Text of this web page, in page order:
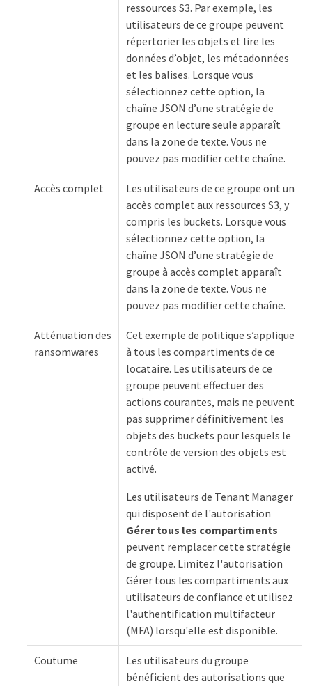
ressources S3. Par exemple, les
utilisateurs de ce groupe peuvent
répertorier les objets et lire les
données d’objet, les métadonnées
et les balises. Lorsque vous
sélectionnez cette option, la
chaîne JSON d’une stratégie de
groupe en lecture seule apparaît
dans la zone de texte. Vous ne
pouvez pas modifier cette chaîne.
Accès complet
Les utilisateurs de ce groupe ont un
accès complet aux ressources S3, y
compris les buckets. Lorsque vous
sélectionnez cette option, la
chaîne JSON d’une stratégie de
groupe à accès complet apparaît
dans la zone de texte. Vous ne
pouvez pas modifier cette chaîne.
Atténuation des
ransomwares
Cet exemple de politique s’applique
à tous les compartiments de ce
locataire. Les utilisateurs de ce
groupe peuvent effectuer des
actions courantes, mais ne peuvent
pas supprimer définitivement les
objets des buckets pour lesquels le
contrôle de version des objets est
activé.
Les utilisateurs de Tenant Manager
qui disposent de l'autorisation
Gérer tous les compartiments
peuvent remplacer cette stratégie
de groupe. Limitez l'autorisation
Gérer tous les compartiments aux
utilisateurs de confiance et utilisez
l'authentification multifacteur
(MFA) lorsqu'elle est disponible.
Coutume
Les utilisateurs du groupe
bénéficient des autorisations que